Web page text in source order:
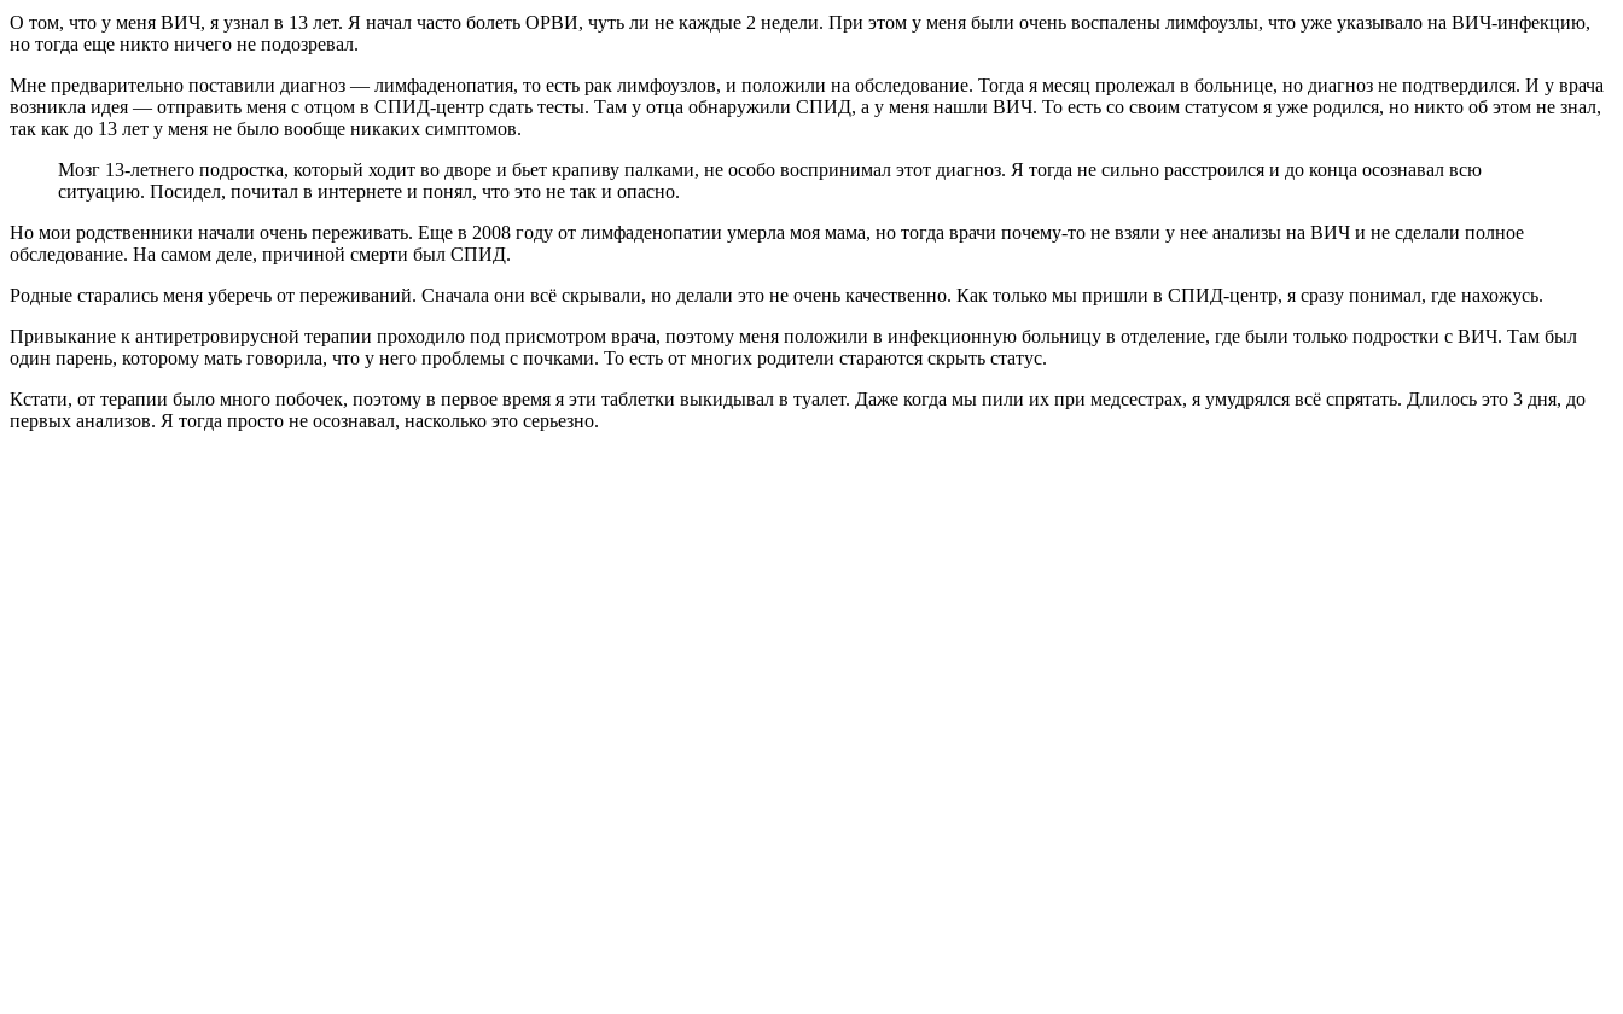
О том, что у меня ВИЧ, я узнал в 13 лет. Я начал часто болеть ОРВИ, чуть ли не каждые 2 недели. При этом у меня были очень воспалены лимфоузлы, что уже указывало на ВИЧ-инфекцию,
но тогда еще никто ничего не подозревал.
Мне предварительно поставили диагноз — лимфаденопатия, то есть рак лимфоузлов, и положили на обследование. Тогда я месяц пролежал в больнице, но диагноз не подтвердился. И у врача
возникла идея — отправить меня с отцом в СПИД-центр сдать тесты. Там у отца обнаружили СПИД, а у меня нашли ВИЧ. То есть со своим статусом я уже родился, но никто об этом не знал,
так как до 13 лет у меня не было вообще никаких симптомов.
Мозг 13-летнего подростка, который ходит во дворе и бьет крапиву палками, не особо воспринимал этот диагноз. Я тогда не сильно расстроился и до конца осознавал всю
ситуацию. Посидел, почитал в интернете и понял, что это не так и опасно.
Но мои родственники начали очень переживать. Еще в 2008 году от лимфаденопатии умерла моя мама, но тогда врачи почему-то не взяли у нее анализы на ВИЧ и не сделали полное
обследование. На самом деле, причиной смерти был СПИД.
Родные старались меня уберечь от переживаний. Сначала они всё скрывали, но делали это не очень качественно. Как только мы пришли в СПИД-центр, я сразу понимал, где нахожусь.
Привыкание к антиретровирусной терапии проходило под присмотром врача, поэтому меня положили в инфекционную больницу в отделение, где были только подростки с ВИЧ. Там был
один парень, которому мать говорила, что у него проблемы с почками. То есть от многих родители стараются скрыть статус.
Кстати, от терапии было много побочек, поэтому в первое время я эти таблетки выкидывал в туалет. Даже когда мы пили их при медсестрах, я умудрялся всё спрятать. Длилось это 3 дня, до
первых анализов. Я тогда просто не осознавал, насколько это серьезно.